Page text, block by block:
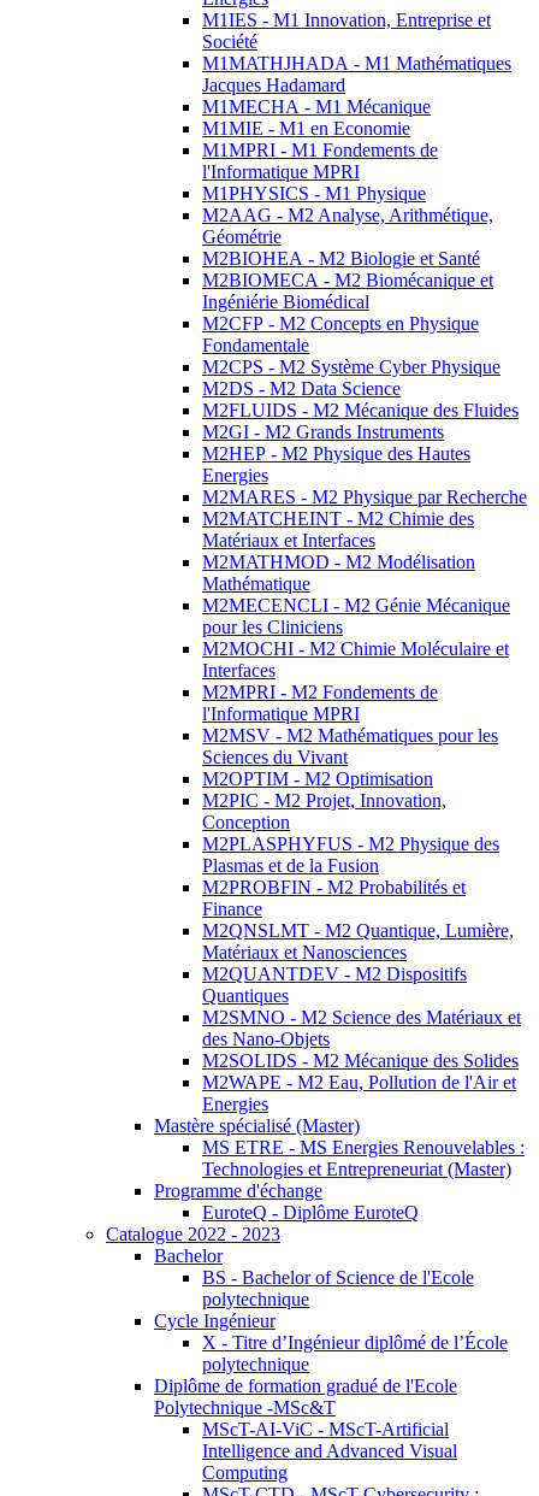
M1IES - M1 Innovation, Entreprise et
Société
M1MATHJHADA - M1 Mathématiques
Jacques Hadamard
M1MECHA - M1 Mécanique
M1MIE - M1 en Economie
M1MPRI - M1 Fondements de
l'Informatique MPRI
M1PHYSICS - M1 Physique
M2AAG - M2 Analyse, Arithmétique,
Géométrie
M2BIOHEA - M2 Biologie et Santé
M2BIOMECA - M2 Biomécanique et
Ingéniérie Biomédical
M2CFP - M2 Concepts en Physique
Fondamentale
M2CPS - M2 Système Cyber Physique
M2DS - M2 Data Science
M2FLUIDS - M2 Mécanique des Fluides
M2GI - M2 Grands Instruments
M2HEP - M2 Physique des Hautes
Energies
M2MARES - M2 Physique par Recherche
M2MATCHEINT - M2 Chimie des
Matériaux et Interfaces
M2MATHMOD - M2 Modélisation
Mathématique
M2MECENCLI - M2 Génie Mécanique
pour les Cliniciens
M2MOCHI - M2 Chimie Moléculaire et
Interfaces
M2MPRI - M2 Fondements de
l'Informatique MPRI
M2MSV - M2 Mathématiques pour les
Sciences du Vivant
M2OPTIM - M2 Optimisation
M2PIC - M2 Projet, Innovation,
Conception
M2PLASPHYFUS - M2 Physique des
Plasmas et de la Fusion
M2PROBFIN - M2 Probabilités et
Finance
M2QNSLMT - M2 Quantique, Lumière,
Matériaux et Nanosciences
M2QUANTDEV - M2 Dispositifs
Quantiques
M2SMNO - M2 Science des Matériaux et
des Nano-Objets
M2SOLIDS - M2 Mécanique des Solides
M2WAPE - M2 Eau, Pollution de l'Air et
Energies
Mastère spécialisé (Master)
MS ETRE - MS Energies Renouvelables :
Technologies et Entrepreneuriat (Master)
Programme d'échange
EuroteQ - Diplôme EuroteQ
Catalogue 2022 - 2023
Bachelor
BS - Bachelor of Science de l'Ecole
polytechnique
Cycle Ingénieur
X - Titre d’Ingénieur diplômé de l’École
polytechnique
Diplôme de formation gradué de l'Ecole
Polytechnique -MSc&T
MScT-AI-ViC - MScT-Artificial
Intelligence and Advanced Visual
Computing